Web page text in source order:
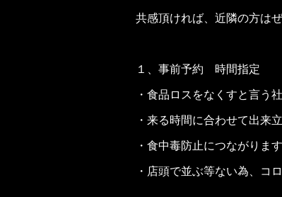
共感頂ければ、近隣の方は
１、事前予約 時間指定
・食品ロスをなくすと言う
・来る時間に合わせて出来
・食中毒防止につながります
・店頭で並ぶ等ない為、コ